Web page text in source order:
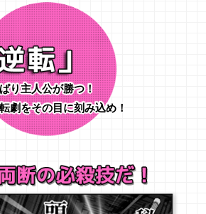
り主人公が勝つ！
劇をその目に刻み込め！